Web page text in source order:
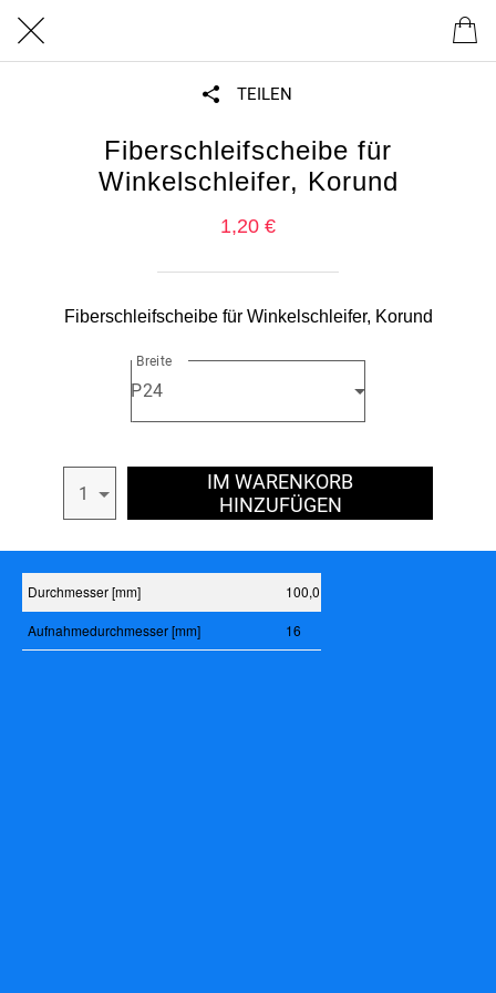
TEILEN
Fiberschleifscheibe für
Winkelschleifer, Korund
1,20 €
Fiberschleifscheibe für Winkelschleifer, Korund
Breite
P24
1
IM WARENKORB
HINZUFÜGEN
Durchmesser [mm] 100,0
Aufnahmedurchmesser [mm] 16